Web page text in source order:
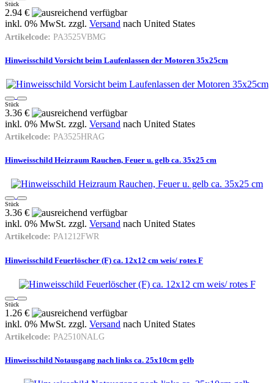
Stück
2.94 €
inkl. 0% MwSt. zzgl. Versand nach United States
Artikelcode: PA3525VBMG
Hinweisschild Vorsicht beim Laufenlassen der Motoren 35x25cm
Stück
3.36 €
inkl. 0% MwSt. zzgl. Versand nach United States
Artikelcode: PA3525HRAG
Hinweisschild Heizraum Rauchen, Feuer u. gelb ca. 35x25 cm
Stück
3.36 €
inkl. 0% MwSt. zzgl. Versand nach United States
Artikelcode: PA1212FWR
Hinweisschild Feuerlöscher (F) ca. 12x12 cm weis/ rotes F
Stück
1.26 €
inkl. 0% MwSt. zzgl. Versand nach United States
Artikelcode: PA2510NALG
Hinweisschild Notausgang nach links ca. 25x10cm gelb